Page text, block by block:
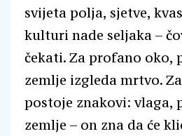
svijeta polja, sjetve,
kulturi nade seljaka –
čekati. Za profano oko,
zemlje izgleda mrtvo.
postoje znakovi: vlaga,
zemlje – on zna da će